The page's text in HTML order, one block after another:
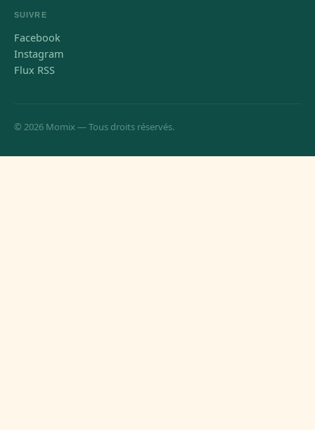
SUIVRE
Facebook
Instagram
Flux RSS
© 2026 Momix — Tous droits réservés.